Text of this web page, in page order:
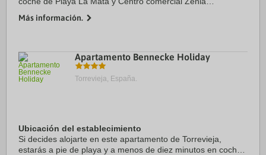
km de Playa La Zenia y a 14,8 km de Playa ...
Más información.
Apartamento Bennecke Holiday
Torrevieja, España.
Ubicación del establecimiento
Si decides alojarte en este apartamento de Torrevieja,
estarás a pie de playa y a menos de diez minutos en coche